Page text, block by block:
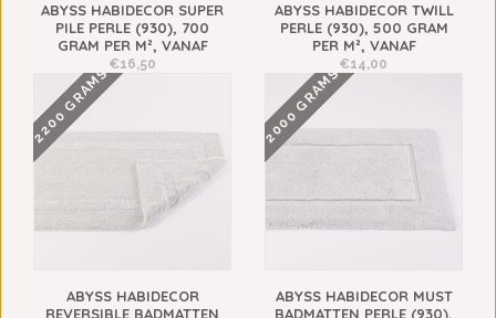
ABYSS HABIDECOR SUPER
PILE PERLE (930), 700
GRAM PER M², VANAF
€16,50
ABYSS HABIDECOR TWILL
PERLE (930), 500 GRAM
PER M², VANAF
€14,00
2200 GRAMS
ABYSS HABIDECOR
REVERSIBLE BADMATTEN
2000 GRAMS
ABYSS HABIDECOR MUST
BADMATTEN PERLE (930),